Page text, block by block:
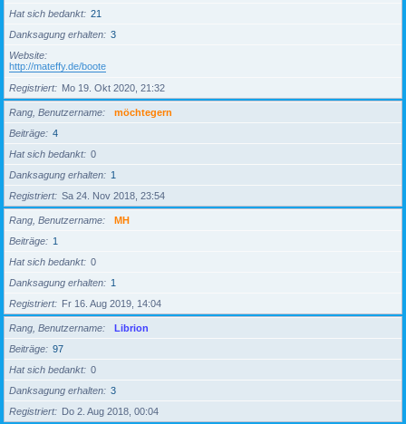
Hat sich bedankt
21
Danksagung erhalten
3
Website
http://mateffy.de/boote
Registriert
Mo 19. Okt 2020, 21:32
Rang, Benutzername
möchtegern
Beiträge
4
Hat sich bedankt
0
Danksagung erhalten
1
Registriert
Sa 24. Nov 2018, 23:54
Rang, Benutzername
MH
Beiträge
1
Hat sich bedankt
0
Danksagung erhalten
1
Registriert
Fr 16. Aug 2019, 14:04
Rang, Benutzername
Librion
Beiträge
97
Hat sich bedankt
0
Danksagung erhalten
3
Registriert
Do 2. Aug 2018, 00:04